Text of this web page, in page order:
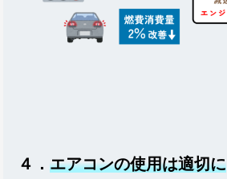
４．エアコンの使用は適切に